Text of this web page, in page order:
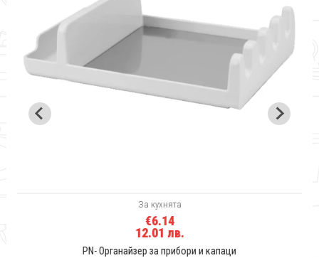
За кухнята
€6.14
12.01 лв.
PN- Органайзер за прибори и капаци